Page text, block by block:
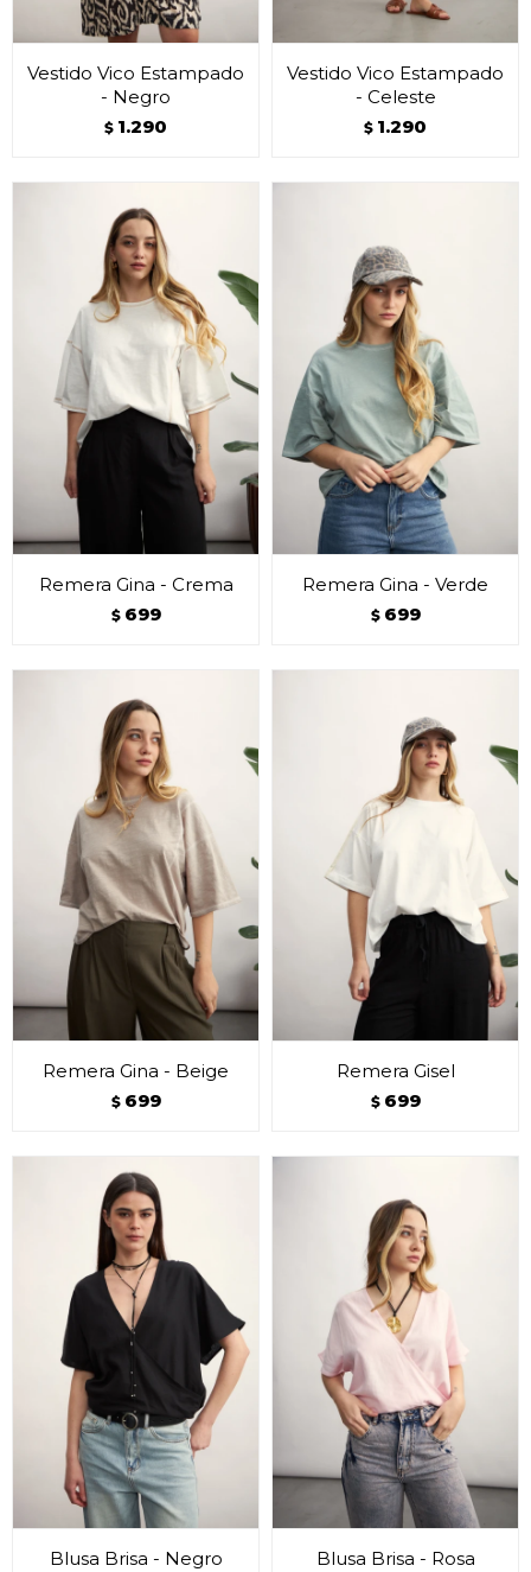
Vestido Vico Estampado
- Negro
$ 1.290
Vestido Vico Estampado
- Celeste
$ 1.290
Remera Gina - Crema
$ 699
Remera Gina - Verde
$ 699
Remera Gina - Beige
$ 699
Remera Gisel
$ 699
Blusa Brisa - Negro Blusa Brisa - Rosa